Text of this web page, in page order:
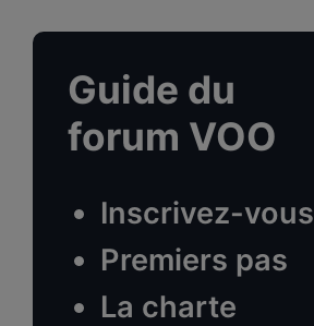
Guide du
forum VOO
Inscrivez-vous
Premiers pas
La charte